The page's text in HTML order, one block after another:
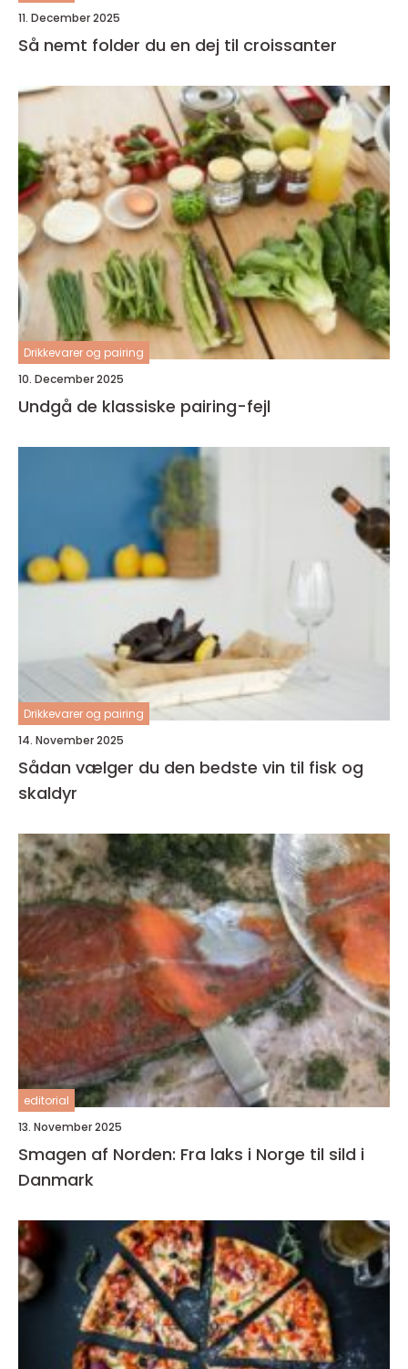
11. December 2025
Så nemt folder du en dej til croissanter
Drikkevarer og pairing
10. December 2025
Undgå de klassiske pairing-fejl
Drikkevarer og pairing
14. November 2025
Sådan vælger du den bedste vin til fisk og
skaldyr
editorial
13. November 2025
Smagen af Norden: Fra laks i Norge til sild i
Danmark